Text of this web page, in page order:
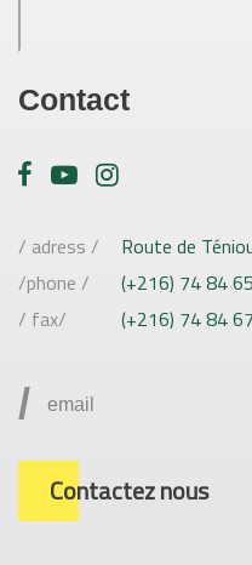
Contact
/ adress /
Route de
/phone /
(+216) 74 84
/ fax/
(+216) 74 84
/
Contactez nous